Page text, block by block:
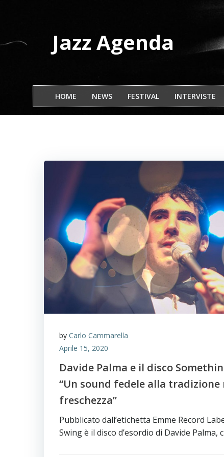
Jazz Agenda
HOME NEWS FESTIVAL INTERVISTE
by Carlo Cammarella
Aprile 15, 2020
Davide Palma e il disco
“Un sound fedele alla tradizione
freschezza”
Pubblicato dall’etichetta Emme Record
Swing è il disco d’esordio di Davide Palma,